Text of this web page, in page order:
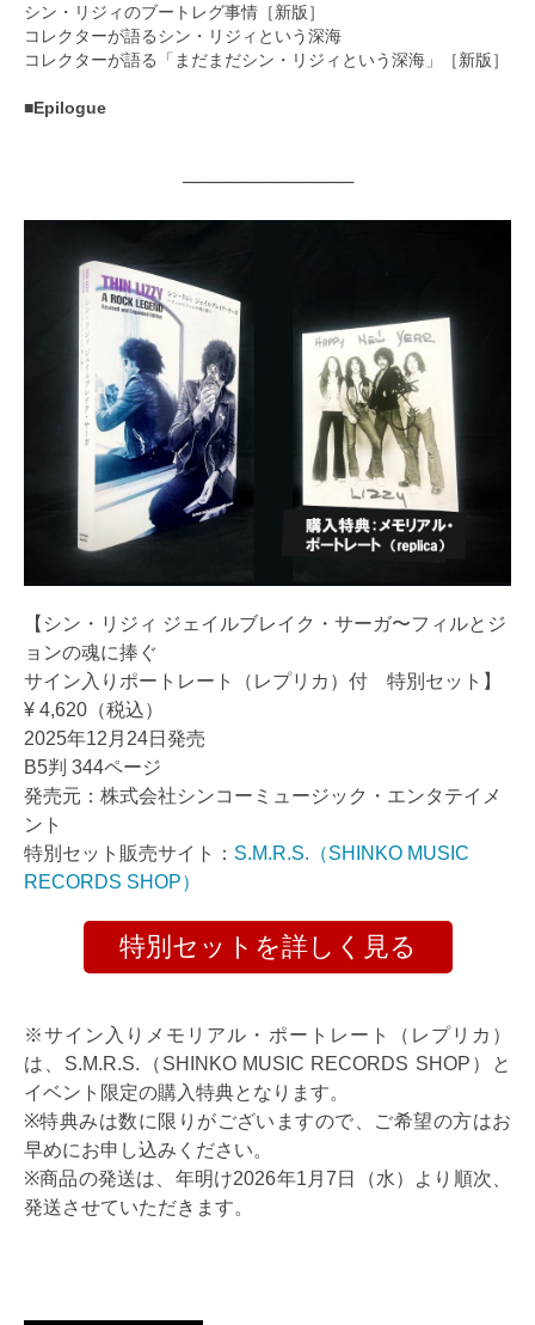
シン・リジィのブートレグ事情［新版］
コレクターが語るシン・リジィという深海
コレクターが語る「まだまだシン・リジィという深海」［新版］
■Epilogue
─────────────
【シン・リジィ ジェイルブレイク・サーガ〜フィルとジ
ョンの魂に捧ぐ
サイン入りポートレート（レプリカ）付 特別セット】
¥ 4,620（税込）
2025年12月24日発売
B5判 344ページ
発売元：株式会社シンコーミュージック・エンタテイメ
ント
特別セット販売サイト： S.M.R.S.（SHINKO MUSIC
RECORDS SHOP）
特別セットを詳しく見る
※サイン入りメモリアル・ポートレート（レプリカ）
は、S.M.R.S.（SHINKO MUSIC RECORDS SHOP）と
イベント限定の購入特典となります。
※特典みは数に限りがございますので、ご希望の方はお
早めにお申し込みください。
※商品の発送は、年明け2026年1月7日（水）より順次、
発送させていただきます。